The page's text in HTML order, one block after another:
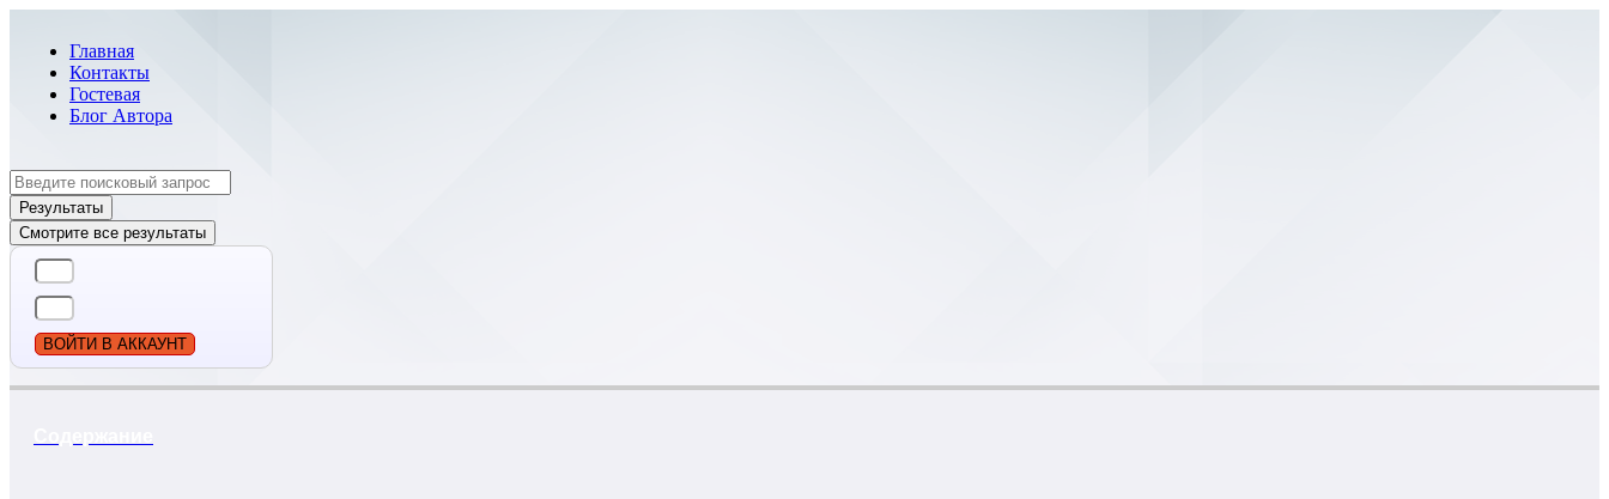
Главная
Контакты
Гостевая
Блог Автора
Search
...Результаты
Смотрите все результаты
ВОЙТИ В АККАУНТ